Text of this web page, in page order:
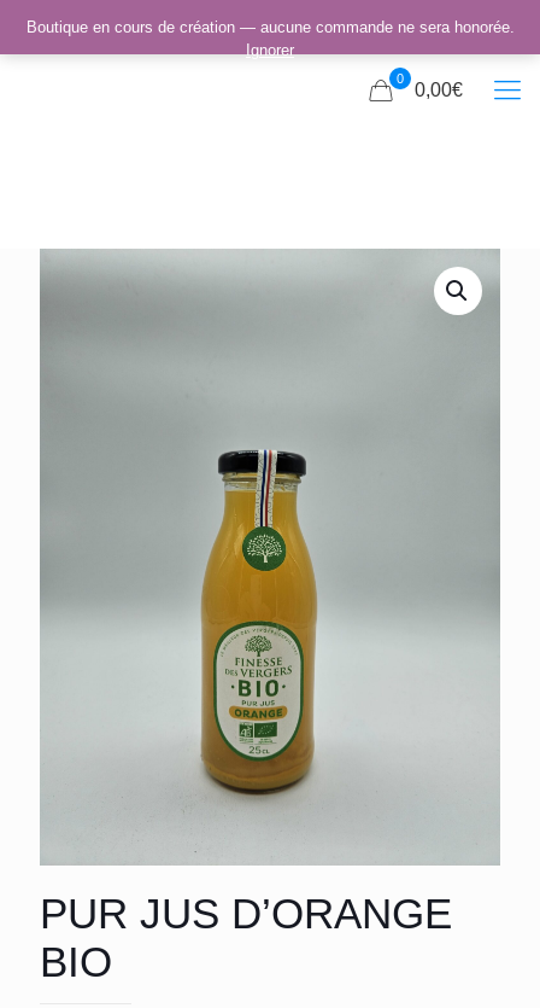
0
0,00€
PUR JUS D’ORANGE
BIO
Boutique en cours de création — aucune commande ne sera honorée.
Ignorer